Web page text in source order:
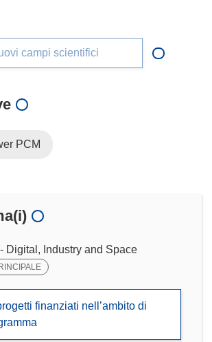
campi scientifici
PCM
Digital, Industry and Space
finanziati nell’ambito di